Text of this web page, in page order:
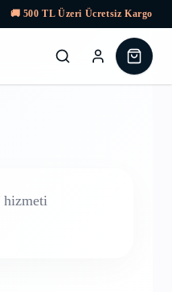
🚚 500 TL Üzeri Ücretsiz Kargo
hizmeti